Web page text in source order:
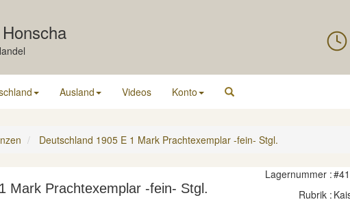
Ausland Videos Konto
Deutschland 1905 E 1 Mark Prachtexemplar -fein- Stgl.
Mark Prachtexemplar -fein- Stgl.
Lagernummer :
Rubrik :